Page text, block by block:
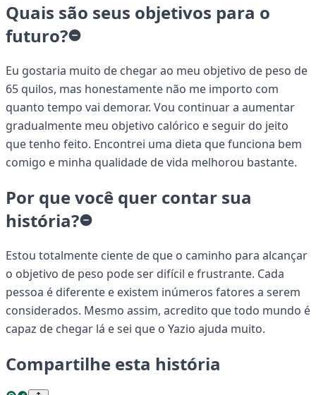
Quais são seus objetivos para o
futuro?
Eu gostaria muito de chegar ao meu objetivo de peso de
65 quilos, mas honestamente não me importo com
quanto tempo vai demorar. Vou continuar a aumentar
gradualmente meu objetivo calórico e seguir do jeito
que tenho feito. Encontrei uma dieta que funciona bem
comigo e minha qualidade de vida melhorou bastante.
Por que você quer contar sua
história?
Estou totalmente ciente de que o caminho para alcançar
o objetivo de peso pode ser difícil e frustrante. Cada
pessoa é diferente e existem inúmeros fatores a serem
considerados. Mesmo assim, acredito que todo mundo é
capaz de chegar lá e sei que o Yazio ajuda muito.
Compartilhe esta história